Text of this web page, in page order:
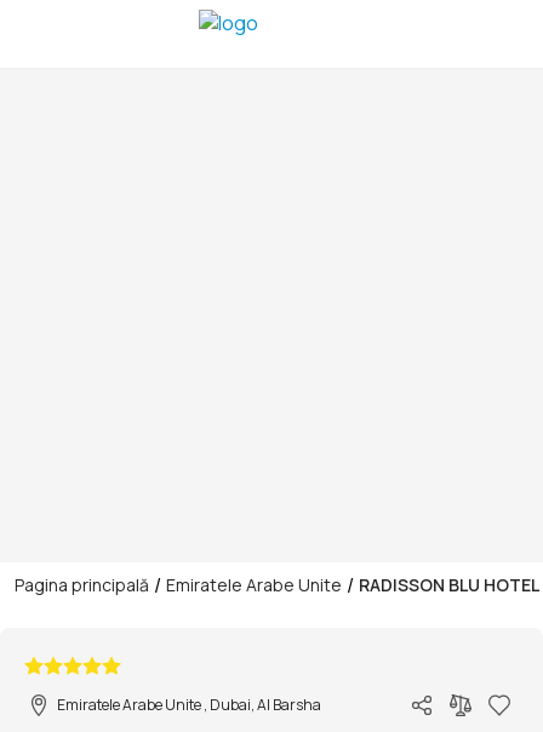
Pagina principală / Emiratele Arabe Unite / RADISSON BLU
Emiratele Arabe Unite , Dubai, Al Barsha